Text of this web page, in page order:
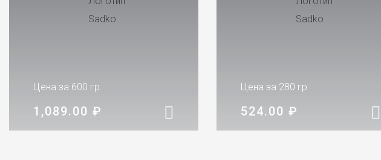
Цена за 600 гр.
1,089.00 ₽
Цена за 280 гр.
524.00 ₽